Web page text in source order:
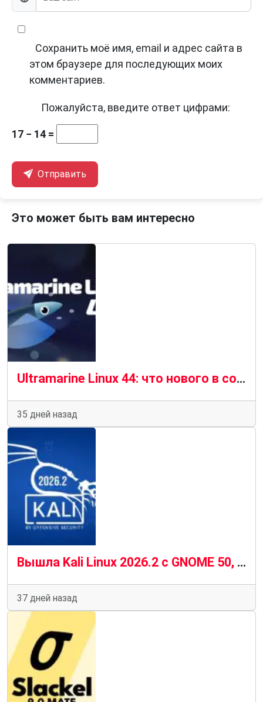
Сохранить моё имя, email и адрес сайта в
этом браузере для последующих моих
комментариев.
Пожалуйста, введите ответ цифрами:
17 − 14 =
Отправить
Это может быть вам интересно
Ultramarine Linux 44: что нового в современном дистрибутиве на базе Fedora 44
35 дней назад
Вышла Kali Linux 2026.2 с GNOME 50, KDE Plasma 6.6 и ядром 6.19
37 дней назад